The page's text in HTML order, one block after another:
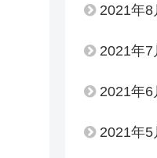
2021年8
2021年7
2021年6
2021年5